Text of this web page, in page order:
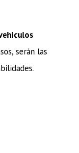
serán las